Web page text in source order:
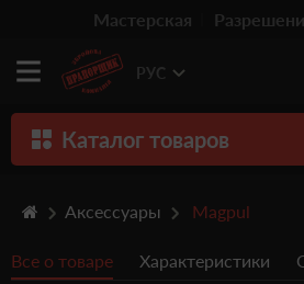
Мастерская
РУС
Каталог товаров
Травматическое оружие
Аксессуары Magpul
Все о товаре Характеристики